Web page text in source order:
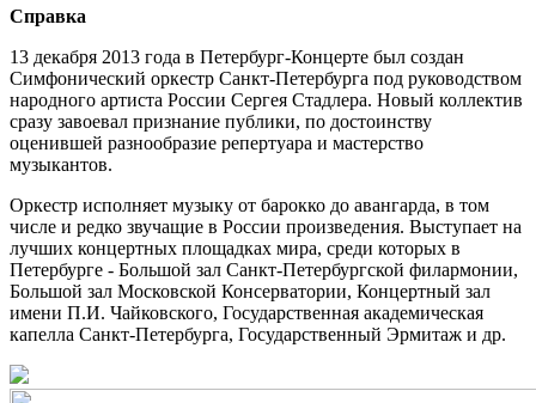
Справка
13 декабря 2013 года в Петербург-Концерте был создан
Симфонический оркестр Санкт-Петербурга под руководством
народного артиста России Сергея Стадлера. Новый коллектив
сразу завоевал признание публики, по достоинству
оценившей разнообразие репертуара и мастерство
музыкантов.
Оркестр исполняет музыку от барокко до авангарда, в том
числе и редко звучащие в России произведения. Выступает на
лучших концертных площадках мира, среди которых в
Петербурге - Большой зал Санкт-Петербургской филармонии,
Большой зал Московской Консерватории, Концертный зал
имени П.И. Чайковского, Государственная академическая
капелла Санкт-Петербурга, Государственный Эрмитаж и др.